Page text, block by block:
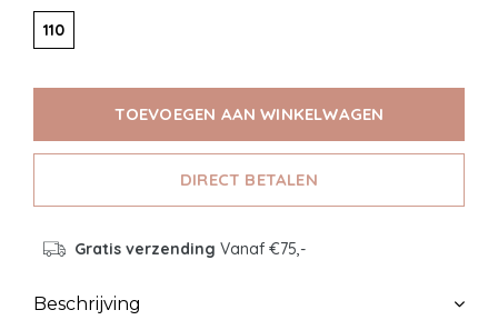
110
TOEVOEGEN AAN WINKELWAGEN
DIRECT BETALEN
Gratis verzending Vanaf €75,-
Beschrijving